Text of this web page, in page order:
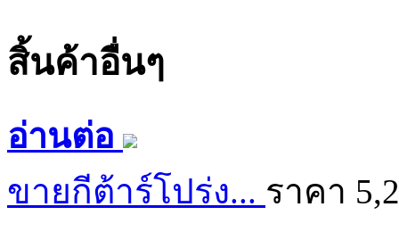
สิ้นค้าอื่นๆ
อ่านต่อ
ขายกีต้าร์โปร่ง... ราคา